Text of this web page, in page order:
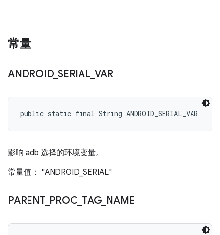
常量
ANDROID_ SERIAL_VAR
public static final String ANDROID_SERIAL_VAR
影响 adb 选择的环境变量。
常量值： "ANDROID_SERIAL"
PARENT_ PROC TAG_ NAME